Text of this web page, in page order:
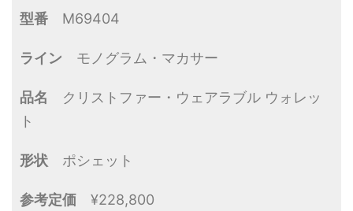
型番 M69404
ライン モノグラム・マカサー
品名 クリストファー・ウェアラブル ウォレッ
ト
形状 ポシェット
参考定価 ¥228,800